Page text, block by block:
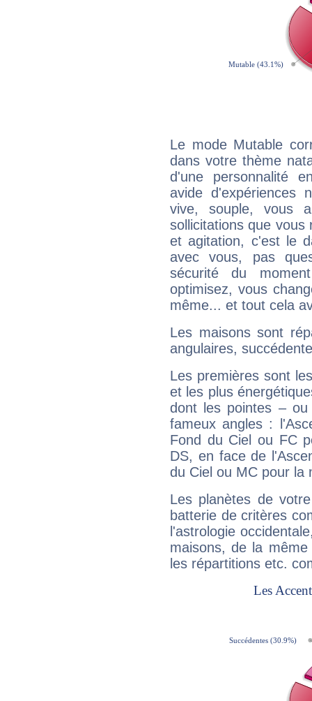
Le mode Mutable
dans votre thème
d'une personnalité
avide d'expériences
vive, souple, vous
sollicitations que vous
et agitation, c'est le
avec vous, pas
sécurité du
optimisez, vous
même... et tout cela
Les maisons sont
angulaires,
Les premières sont
et les plus
dont les pointes –
fameux angles :
Fond du Ciel ou FC
DS, en face de
du Ciel ou MC pour la
Les planètes de
batterie de critères
l'astrologie
maisons, de la
les répartitions etc.